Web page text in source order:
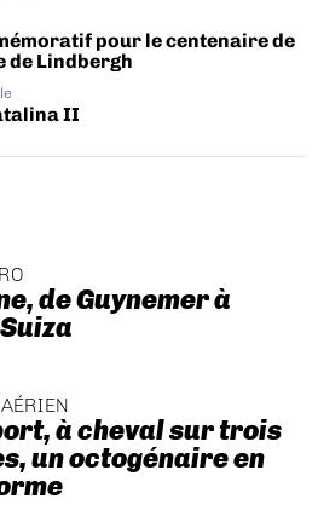
pour le centenaire de
de Lindbergh
II
de Guynemer à
à cheval sur trois
un octogénaire en